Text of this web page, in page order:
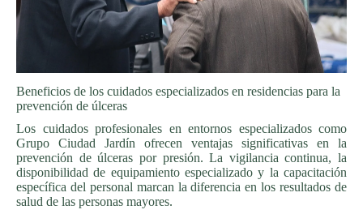
Beneficios de los cuidados especializados en residencias para la
prevención de úlceras
Los cuidados profesionales en entornos especializados como
Grupo Ciudad Jardín ofrecen ventajas significativas en la
prevención de úlceras por presión. La vigilancia continua, la
disponibilidad de equipamiento especializado y la capacitación
específica del personal marcan la diferencia en los resultados de
salud de las personas mayores.